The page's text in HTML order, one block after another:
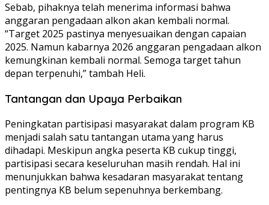
Sebab, pihaknya telah menerima informasi bahwa
anggaran pengadaan alkon akan kembali normal.
“Target 2025 pastinya menyesuaikan dengan capaian
2025. Namun kabarnya 2026 anggaran pengadaan alkon
kemungkinan kembali normal. Semoga target tahun
depan terpenuhi,” tambah Heli.
Tantangan dan Upaya Perbaikan
Peningkatan partisipasi masyarakat dalam program KB
menjadi salah satu tantangan utama yang harus
dihadapi. Meskipun angka peserta KB cukup tinggi,
partisipasi secara keseluruhan masih rendah. Hal ini
menunjukkan bahwa kesadaran masyarakat tentang
pentingnya KB belum sepenuhnya berkembang.